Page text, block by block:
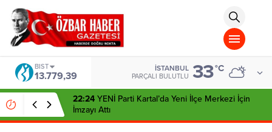
islami
chat
omegla
türk
sohbet
cinsel
sohbet
dini
chat
BIST
13.779,39
İSTANBUL
PARÇALI BULUTLU 33°C
22:24 YENİ Parti Kartal’da Yeni İlçe Merkezi İçin
İmzayı Attı